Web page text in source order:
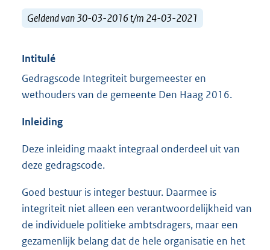
Geldend van 30-03-2016 t/m 24-03-2021
Intitulé
Gedragscode Integriteit burgemeester en
wethouders van de gemeente Den Haag 2016.
Inleiding
Deze inleiding maakt integraal onderdeel uit van
deze gedragscode.
Goed bestuur is integer bestuur. Daarmee is
integriteit niet alleen een verantwoordelijkheid van
de individuele politieke ambtsdragers, maar een
gezamenlijk belang dat de hele organisatie en het